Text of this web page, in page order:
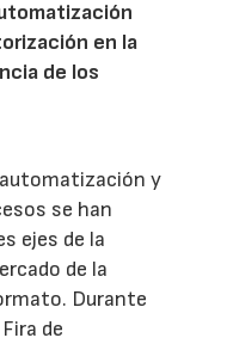
en la
de los
y
se han
ejes de la
de la
Durante
de